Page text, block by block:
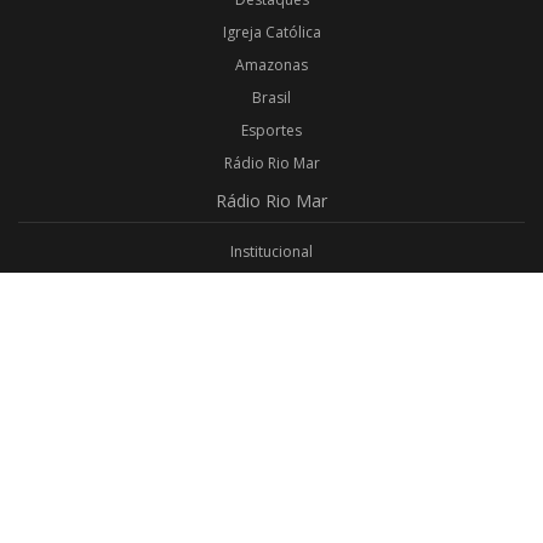
Igreja Católica
Amazonas
Brasil
Esportes
Rádio Rio Mar
Rádio Rio Mar
Institucional